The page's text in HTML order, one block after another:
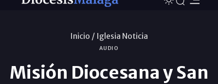
Inicio / Iglesia Noticia
AUDIO
Misión Diocesana y San